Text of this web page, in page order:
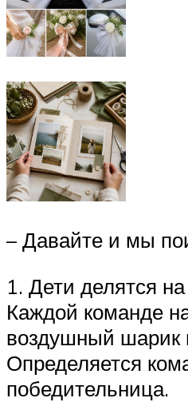
– Давайте и мы
1. Дети делятся
Каждой команде
воздушный шарик
Определяется
победительница.